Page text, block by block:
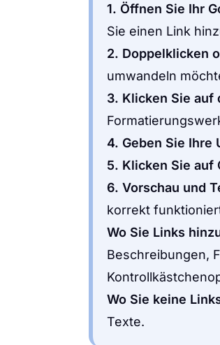
1. Öffnen Sie Ihr
Sie einen Link
2. Doppelklicken
umwandeln
3. Klicken Sie auf
4. Geben Sie Ihre
5. Klicken Sie auf
6. Vorschau und
korrekt
Wo Sie Links
Beschreibungen,
Wo Sie keine
Texte.